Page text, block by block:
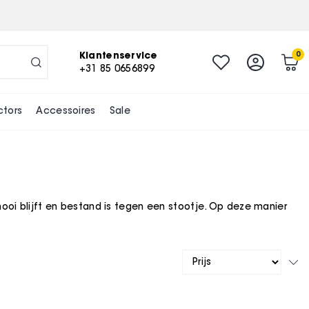
Klantenservice
+31 85 0656899
0
Accessoires Sale
blijft en bestand is tegen een stootje. Op deze manier